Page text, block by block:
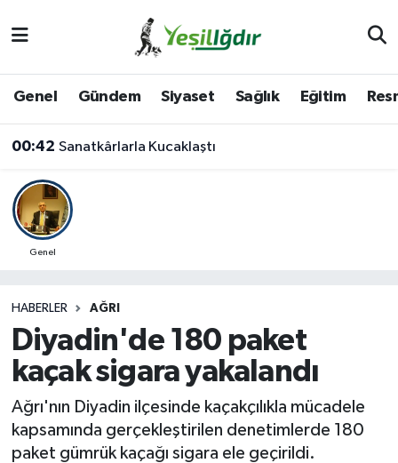
Genel Gündem Siyaset Sağlık Eğitim
00:42 Sanatkârlarla Kucaklaştı
Genel
HABERLER AĞRI
Diyadin'de 180 paket
kaçak sigara yakalandı
Ağrı'nın Diyadin ilçesinde kaçakçılıkla mücadele
kapsamında gerçekleştirilen denetimlerde 180
paket gümrük kaçağı sigara ele geçirildi.
Iğdır Trafik Yoğunluk Haritası
Süper Lig Puan Durumu ve Fikstür
Son Dakika Haberleri
Haber Arşivi